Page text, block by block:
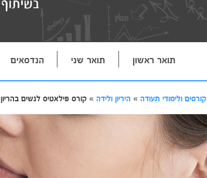
תואר ראשון תואר שני הנדסאים
קורסים ולימודי תעודה » היריון ולידה » קורס פילאטיס לנשים בהריון